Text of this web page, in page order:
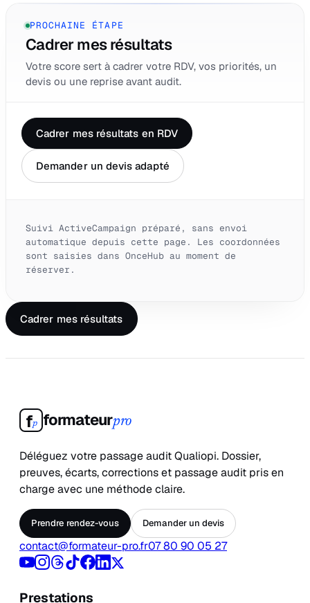
PROCHAINE ÉTAPE
Cadrer mes résultats
Votre score sert à cadrer votre RDV, vos priorités, un
devis ou une reprise avant audit.
Cadrer mes résultats en RDV
Demander un devis adapté
Suivi ActiveCampaign préparé, sans envoi
automatique depuis cette page. Les coordonnées
sont saisies dans OnceHub au moment de
réserver.
Cadrer mes résultats
fp formateurpro
Déléguez votre passage audit Qualiopi. Dossier,
preuves, écarts, corrections et passage audit pris en
charge avec une méthode claire.
Prendre rendez-vous Demander un devis
contact@formateur-pro.fr07 80 90 05 27
Prestations